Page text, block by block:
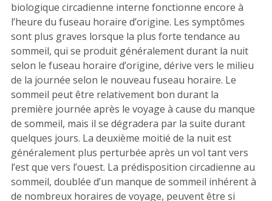
biologique circadienne interne fonctionne encore à
l’heure du fuseau horaire d’origine. Les symptômes
sont plus graves lorsque la plus forte tendance au
sommeil, qui se produit généralement durant la nuit
selon le fuseau horaire d’origine, dérive vers le milieu
de la journée selon le nouveau fuseau horaire. Le
sommeil peut être relativement bon durant la
première journée après le voyage à cause du manque
de sommeil, mais il se dégradera par la suite durant
quelques jours. La deuxième moitié de la nuit est
généralement plus perturbée après un vol tant vers
l’est que vers l’ouest. La prédisposition circadienne au
sommeil, doublée d’un manque de sommeil inhérent à
de nombreux horaires de voyage, peuvent être si